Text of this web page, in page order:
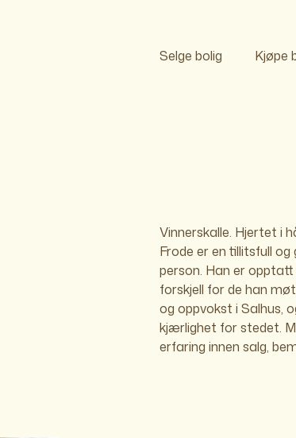
Selge bolig Kjøpe
Vinnerskalle. Hjertet i
Frode er en tillitsfull
person. Han er opptatt
forskjell for de han
og oppvokst i Salhus,
kjærlighet for stedet.
erfaring innen salg,
har han utviklet en unik
relasjoner. Nå
eiendomsmegling på BI
å gi kunder en
uforglemmelig